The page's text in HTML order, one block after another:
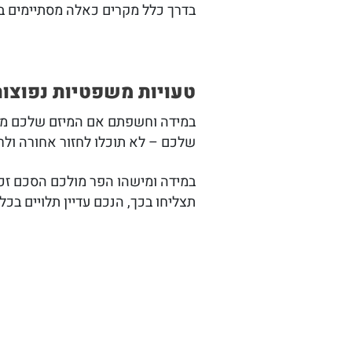
בדרך כלל מקרים כאלה מסתיימים
טעויות משפטיות
במידה וחשפתם אם המיזם שלכם
שלכם – לא תוכלו לחזור אחורה
תצליחו בכך, הנכם עדיין